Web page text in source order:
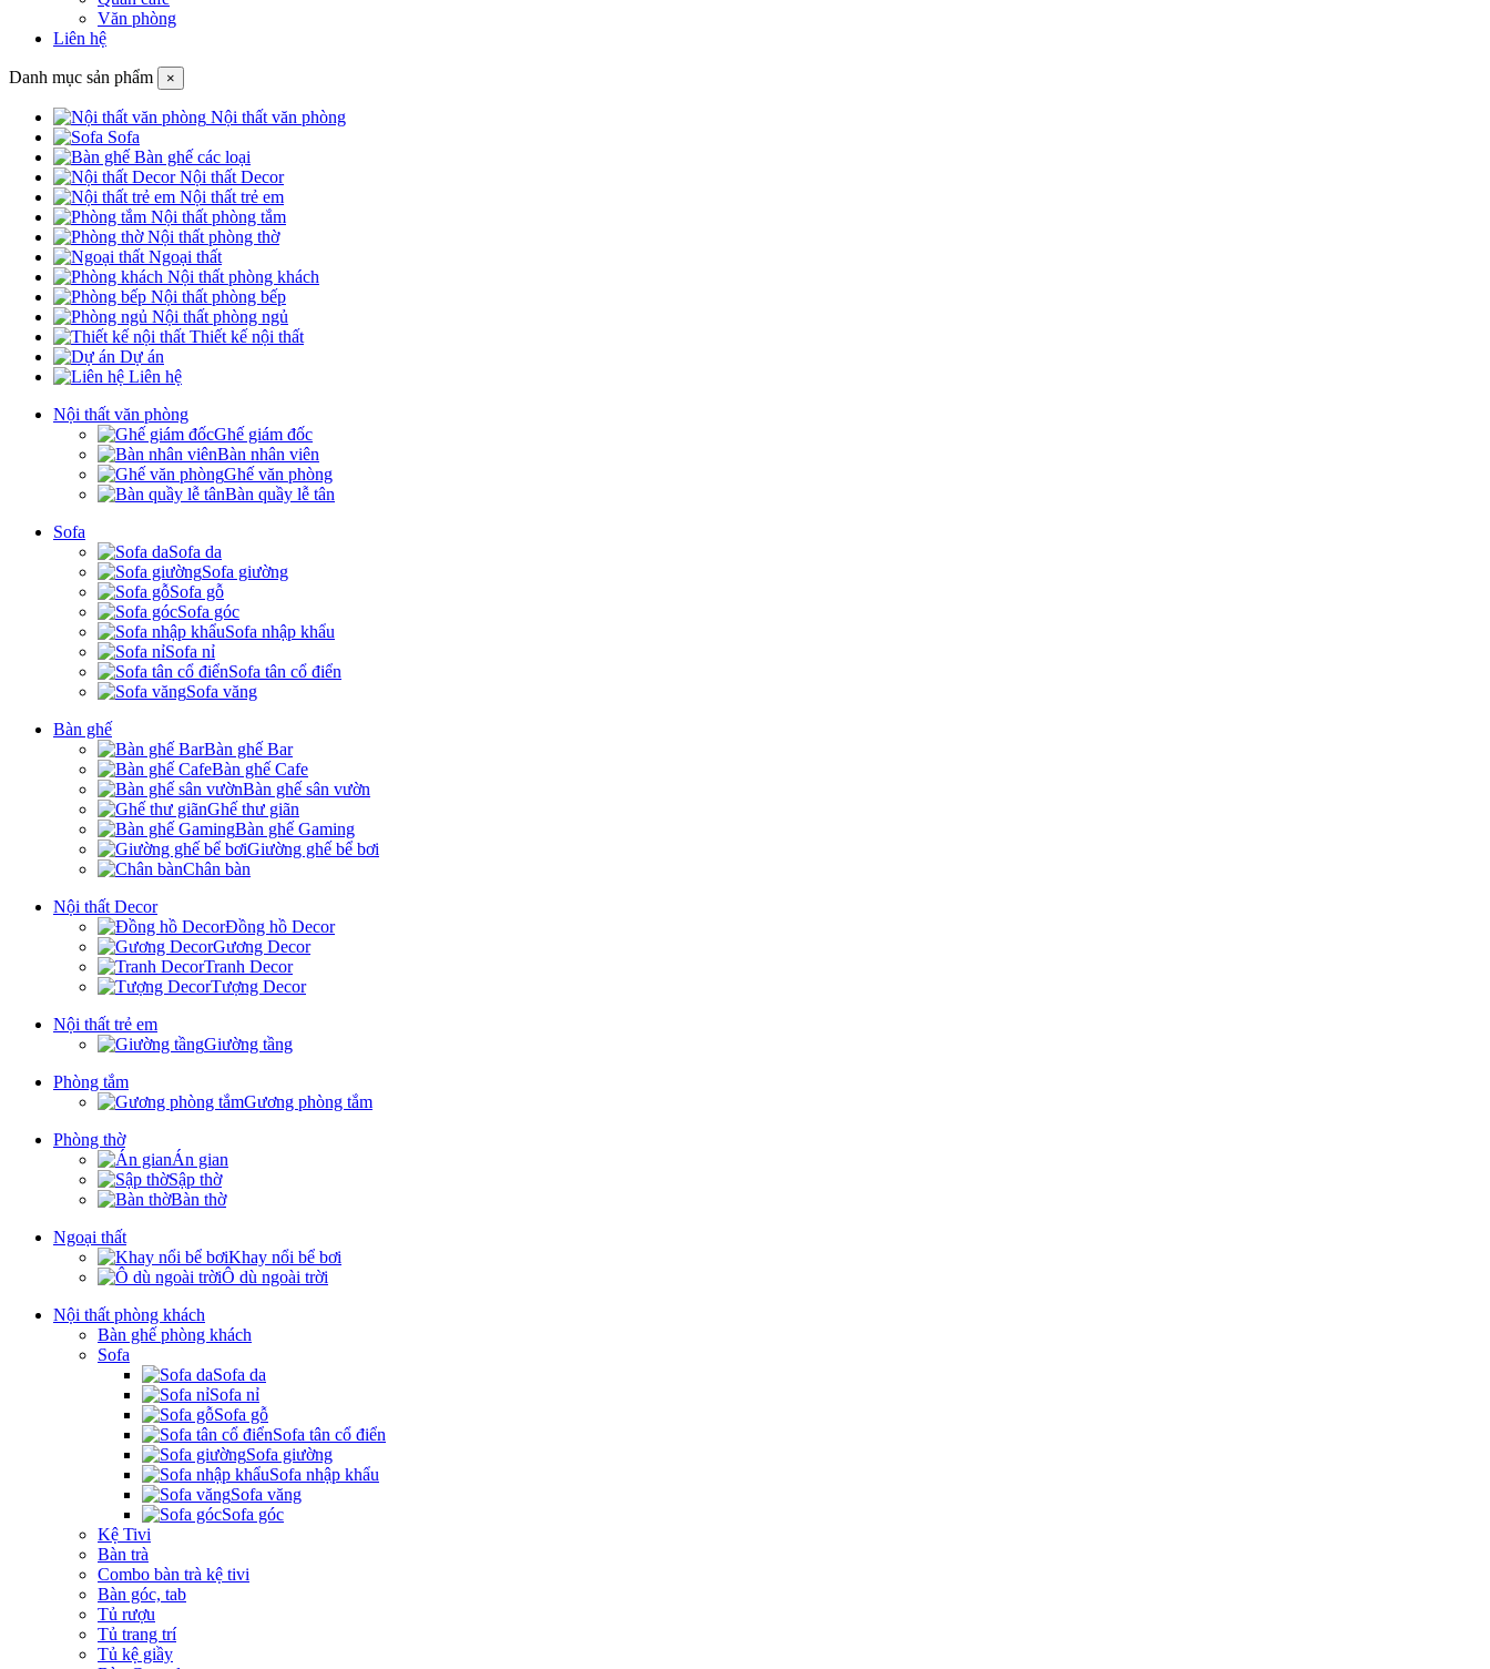
Văn phòng
Liên hệ
Danh mục sản phẩm ×
Nội thất văn phòng
Sofa
Bàn ghế các loại
Nội thất Decor
Nội thất trẻ em
Nội thất phòng tắm
Nội thất phòng thờ
Ngoại thất
Nội thất phòng khách
Nội thất phòng bếp
Nội thất phòng ngủ
Thiết kế nội thất
Dự án
Liên hệ
Nội thất văn phòng
Ghế giám đốc
Bàn nhân viên
Ghế văn phòng
Bàn quầy lễ tân
Sofa
Sofa da
Sofa giường
Sofa gỗ
Sofa góc
Sofa nhập khẩu
Sofa nỉ
Sofa tân cổ điển
Sofa văng
Bàn ghế
Bàn ghế Bar
Bàn ghế Cafe
Bàn ghế sân vườn
Ghế thư giãn
Bàn ghế Gaming
Giường ghế bể bơi
Chân bàn
Nội thất Decor
Đồng hồ Decor
Gương Decor
Tranh Decor
Tượng Decor
Nội thất trẻ em
Giường tầng
Phòng tắm
Gương phòng tắm
Phòng thờ
Án gian
Sập thờ
Bàn thờ
Ngoại thất
Khay nổi bể bơi
Ô dù ngoài trời
Nội thất phòng khách
Bàn ghế phòng khách
Sofa
Sofa da
Sofa nỉ
Sofa gỗ
Sofa tân cổ điển
Sofa giường
Sofa nhập khẩu
Sofa văng
Sofa góc
Kệ Tivi
Bàn trà
Combo bàn trà kệ tivi
Bàn góc, tab
Tủ rượu
Tủ trang trí
Tủ kệ giầy